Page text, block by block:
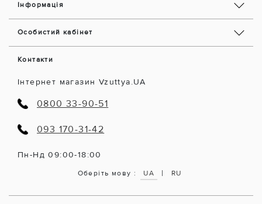
Інформація
Особистий кабінет
Контакти
Інтернет магазин Vzuttya.UA
0800 33-90-51
093 170-31-42
Пн-Нд 09:00-18:00
Оберіть мову : UA | RU